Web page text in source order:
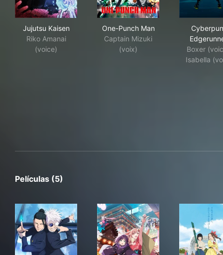
Jujutsu Kaisen
Riko Amanai
(voice)
One-Punch Man
Captain Mizuki
(voix)
Boxer
Isabella
Películas (5)